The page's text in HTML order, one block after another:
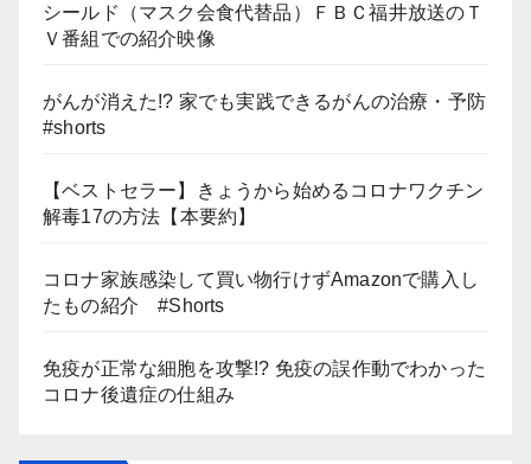
シールド（マスク会食代替品）ＦＢＣ福井放送のＴ
Ｖ番組での紹介映像
がんが消えた!? 家でも実践できるがんの治療・予防
#shorts
【ベストセラー】きょうから始めるコロナワクチン
解毒17の方法【本要約】
コロナ家族感染して買い物行けずAmazonで購入し
たもの紹介 #Shorts
免疫が正常な細胞を攻撃!? 免疫の誤作動でわかった
コロナ後遺症の仕組み